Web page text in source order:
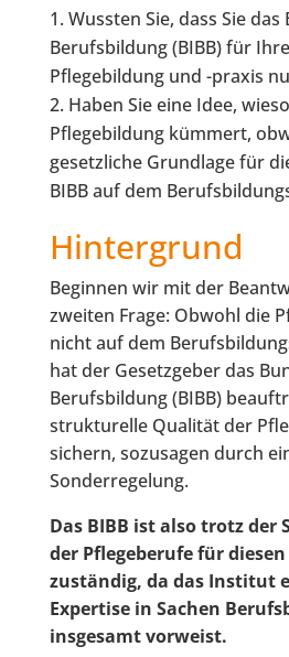
Wussten Sie, dass Sie
Berufsbildung (BIBB) für
Pflegebildung und -praxis
Haben Sie eine Idee,
Pflegebildung kümmert,
gesetzliche Grundlage für
BIBB auf dem
Hintergrund
Beginnen wir mit der
zweiten Frage: Obwohl die
nicht auf dem
hat der Gesetzgeber das
Berufsbildung (BIBB)
strukturelle Qualität der
sichern, sozusagen durch
Sonderregelung.
Das BIBB ist also trotz der
der Pflegeberufe für
zuständig, da das Institut
Expertise in Sachen
insgesamt vorweist.